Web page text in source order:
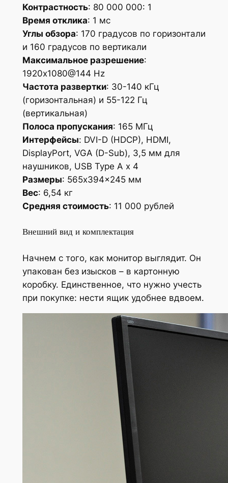
Контрастность: 80 000 000: 1
Время отклика: 1 мс
Углы обзора: 170 градусов по горизонтали
и 160 градусов по вертикали
Максимальное разрешение:
1920х1080@144 Hz
Частота развертки: 30-140 кГц
(горизонтальная) и 55-122 Гц
(вертикальная)
Полоса пропускания: 165 МГц
Интерфейсы: DVI-D (HDCP), HDMI,
DisplayPort, VGA (D-Sub), 3,5 мм для
наушников, USB Type A x 4
Размеры: 565x394x245 мм
Вес: 6,54 кг
Средняя стоимость: 11 000 рублей
Внешний вид и комплектация
Начнем с того, как монитор выглядит. Он
упакован без изысков – в картонную
коробку. Единственное, что нужно учесть
при покупке: нести ящик удобнее вдвоем.